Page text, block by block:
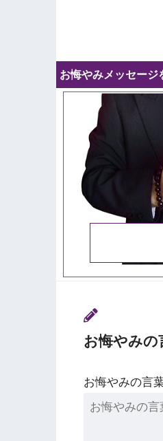
お悔やみメッセージ
お悔やみの
お悔やみの言